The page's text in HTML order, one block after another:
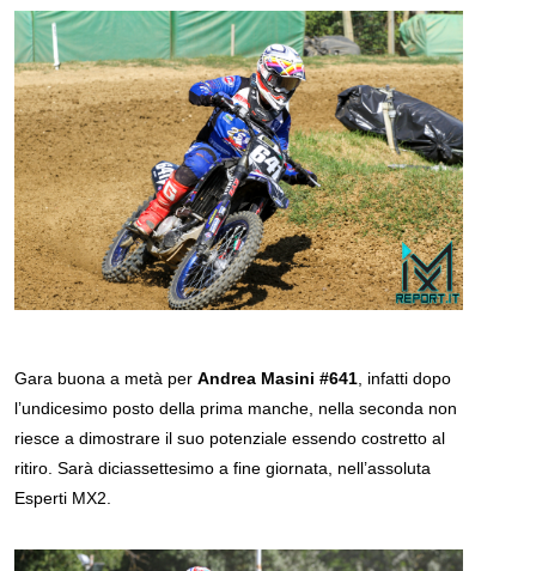
Gara buona a metà perAndrea Masini #641 , infatti dopo
l’undicesimo posto della prima manche, nella seconda non
riesce a dimostrare il suo potenziale essendo costretto al
ritiro. Sarà diciassettesimo a fine giornata, nell’assoluta
Esperti MX2.